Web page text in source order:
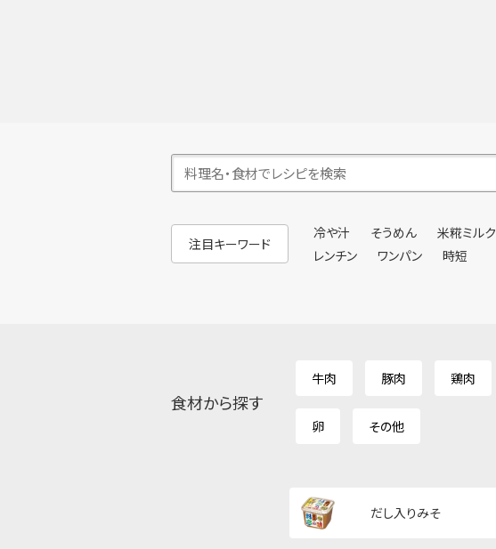
注目キーワード
冷や汁 そうめん 米糀ミルク
レンチン
ワンパン 時短
食材から探す
牛肉 豚肉 鶏肉
卵 その他
だし入りみそ